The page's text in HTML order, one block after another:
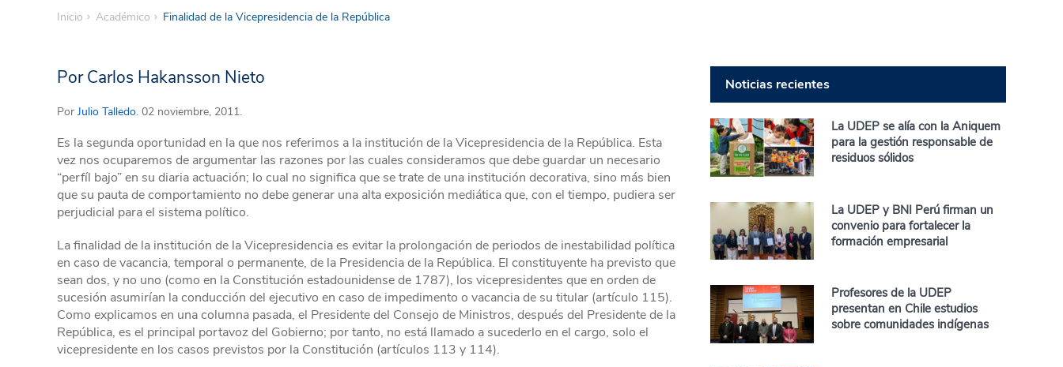
Inicio Académico Finalidad de la Vicepresidencia de la República
Por Carlos Hakansson Nieto
Por Julio Talledo. 02 noviembre, 2011.
Es la segunda oportunidad en la que nos referimos a la institución de la Vicepresidencia de la República. Esta
vez nos ocuparemos de argumentar las razones por las cuales consideramos que debe guardar un necesario
“perfíl bajo” en su diaria actuación; lo cual no significa que se trate de una institución decorativa, sino más bien
que su pauta de comportamiento no debe generar una alta exposición mediática que, con el tiempo, pudiera ser
perjudicial para el sistema político.
La finalidad de la institución de la Vicepresidencia es evitar la prolongación de periodos de inestabilidad política
en caso de vacancia, temporal o permanente, de la Presidencia de la República. El constituyente ha previsto que
sean dos, y no uno (como en la Constitución estadounidense de 1787), los vicepresidentes que en orden de
sucesión asumirían la conducción del ejecutivo en caso de impedimento o vacancia de su titular (artículo 115).
Como explicamos en una columna pasada, el Presidente del Consejo de Ministros, después del Presidente de la
República, es el principal portavoz del Gobierno; por tanto, no está llamado a sucederlo en el cargo, solo el
vicepresidente en los casos previstos por la Constitución (artículos 113 y 114).
Noticias recientes
La UDEP se alía con la Aniquem
para la gestión responsable de
residuos sólidos
La UDEP y BNI Perú firman un
convenio para fortalecer la
formación empresarial
Profesores de la UDEP
presentan en Chile estudios
sobre comunidades indígenas